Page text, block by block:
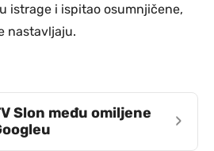
istrage i ispitao osumnjičene,
nastavljaju.
Slon među omiljene
›